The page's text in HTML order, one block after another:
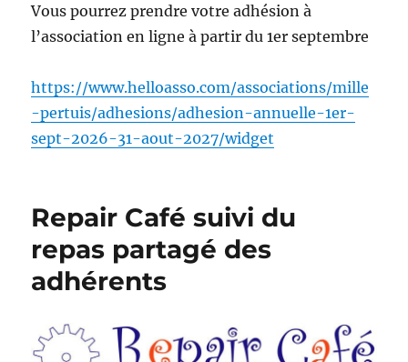
Vous pourrez prendre votre adhésion à
l’association en ligne à partir du 1er septembre
https://www.helloasso.com/associations/mille
-pertuis/adhesions/adhesion-annuelle-1er-
sept-2026-31-aout-2027/widget
Repair Café suivi du
repas partagé des
adhérents